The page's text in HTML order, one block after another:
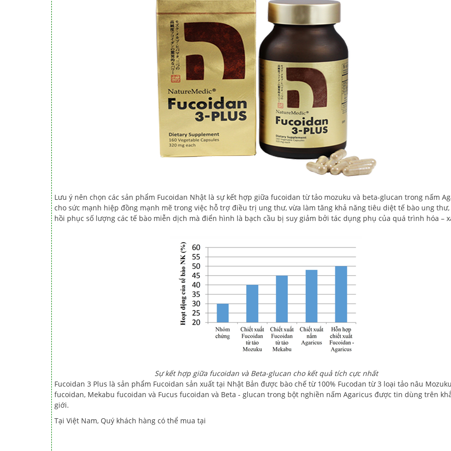
Lưu ý nên chọn các sản phẩm Fucoidan Nhật là sự kết hợp giữa fucoidan từ tảo mozuku và beta-glucan trong nấm
cho sức mạnh hiệp đồng mạnh mẽ trong việc hỗ trợ điều trị ung thư, vừa làm tăng khả năng tiêu diệt tế bào ung
hồi phục số lượng các tế bào miễn dịch mà điển hình là bạch cầu bị suy giảm bởi tác dụng phụ của quá trình hóa –
Sự kết hợp giữa fucoidan và Beta-glucan cho kết quả tích cực nhất
Fucoidan 3 Plus là sản phẩm Fucoidan sản xuất tại Nhật Bản được bào chế từ 100% Fucodan từ 3 loại tảo nâu Mozuku
fucoidan, Mekabu fucoidan và Fucus fucoidan và Beta - glucan trong bột nghiền nấm Agaricus được tin dùng trên
giới.
Tại Việt Nam, Quý khách hàng có thể mua tại